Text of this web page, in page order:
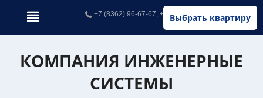
Выбрать квартиру
+7 (8362) 96-67-67, +7 (902) 326-67-67
КОМПАНИЯ ИНЖЕНЕРНЫЕ
СИСТЕМЫ